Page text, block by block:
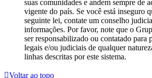
suas comunidades e andem sempre de
vigente do país. Se você está inseguro
seguinte lei, contate um conselho
informações. Por favor, note que o
ser responsabilizado ou contatado para
legais e/ou judiciais de qualquer
linhas descritas por este sistema.
Voltar ao topo